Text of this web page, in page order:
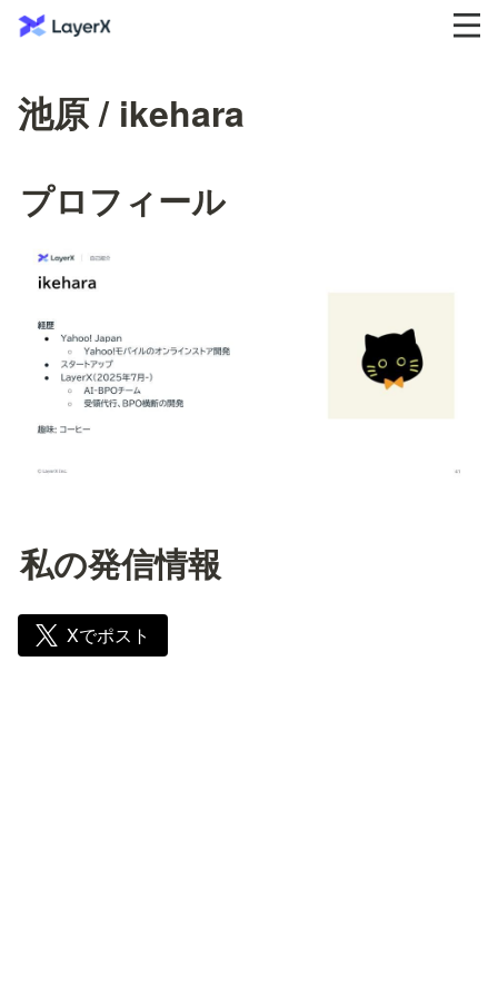
池原 / ikehara
プロフィール
私の発信情報
Xでポスト